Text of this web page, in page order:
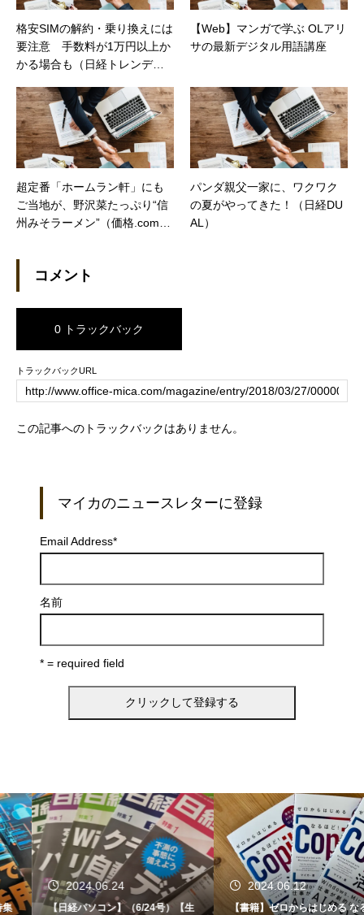
格安SIMの解約・乗り換えには
要注意 手数料が1万円以上か
かる場合も（日経トレンディ
【Web】マンガで学ぶ OLアリ
サの最新デジタル用語講座
超定番「ホームラン軒」にも
ご当地が、野沢菜たっぷり“信
州みそラーメン”（価格.comマ
パンダ親父一家に、ワクワク
の夏がやってきた！（日経DU
AL）
コメント
0 トラックバック
トラックバックURL
この記事へのトラックバックはありません。
マイカのニュースレターに登録
Email Address*
名前
* = required field
2024.06.24
【日経パソコン】（6/24号）【生
2024.06.12
【書籍】ゼロからはじめる なるほ